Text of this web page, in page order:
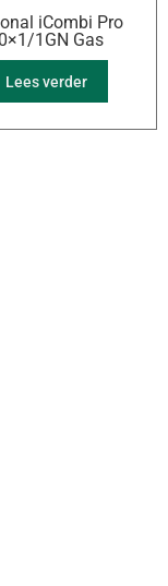
iCombi Pro
1GN Gas
Lees verder